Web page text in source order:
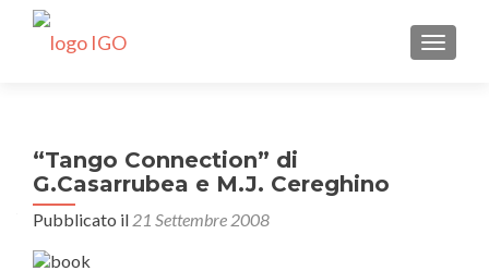
“Tango Connection” di
G.Casarrubea e M.J. Cereghino
Pubblicato il 21 Settembre 2008